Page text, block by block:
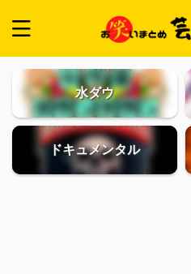
水ダウ
ドキュメンタル